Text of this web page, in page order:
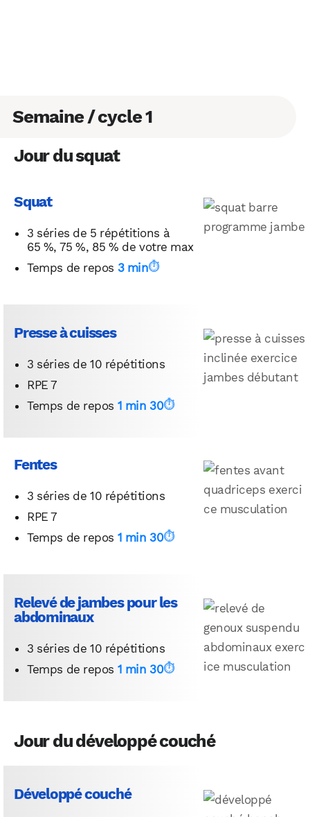
Semaine / cycle 1
Jour du squat
Squat
3 séries de 5 répétitions à
65 %, 75 %, 85 % de votre max
Temps de repos 3 min
Presse à cuisses
3 séries de 10 répétitions
RPE 7
Temps de repos 1 min 30
Fentes
3 séries de 10 répétitions
RPE 7
Temps de repos 1 min 30
Relevé de jambes pour les
abdominaux
3 séries de 10 répétitions
Temps de repos 1 min 30
Jour du développé couché
Développé couché